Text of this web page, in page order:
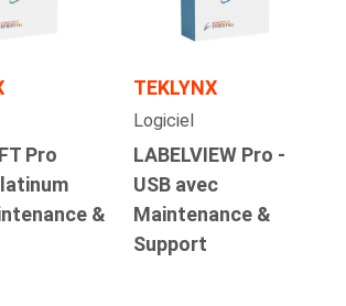
Pro
&
TEKLYNX
Logiciel
LABELVIEW Pro -
USB avec
Maintenance &
Support